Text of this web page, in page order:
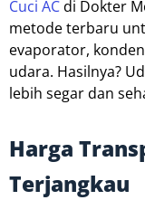
Cuci ACdi Dokter
metode terbaru
evaporator,
udara. Hasilnya?
lebih segar dan
Harga
Terjangkau